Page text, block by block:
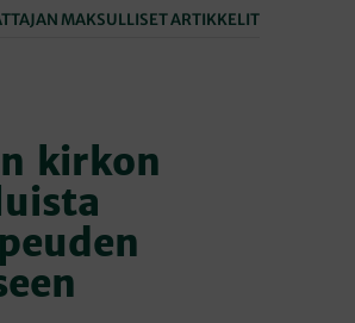
MAKSULLISET ARTIKKELIT
kirkon